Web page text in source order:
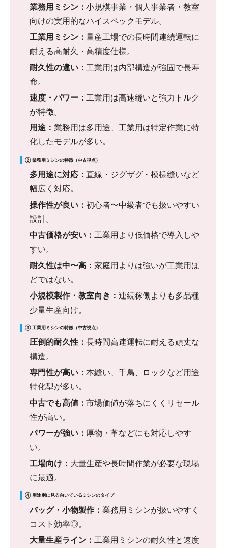
業務用ミシン： 小規模事業・個人事業者・教室
向けの実用的なハイスペックモデル。
工業用ミシン： 量産工場での長時間連続運転に
耐える高耐久・高精度仕様。
耐久性の違い： 工業用は内部構造が強固で長寿
命。
速度・パワー： 工業用は高速縫いと強力トルク
が特徴。
用途： 業務用は多用途、工業用は特定作業に特
化したモデルが多い。
② 業務用ミシンの特徴（中古視点）
多用途に対応： 直線・ジグザグ・模様縫いなど
幅広く対応。
操作性が良い： 初心者〜中級者でも扱いやすい
設計。
中古価格が安い： 工業用より低価格で導入しや
すい。
耐久性は中〜高： 家庭用よりは強いが工業用ほ
どではない。
小規模製作・教室向き： 連続稼働よりも多品種
少量生産向け。
③ 工業用ミシンの特徴（中古視点）
圧倒的耐久性： 長時間高速運転に耐える頑丈な
構造。
専門性が高い： 本縫い、千鳥、ロックなど用途
特化型が多い。
中古でも高値： 市場価値が落ちにくくリセール
性が高い。
パワーが強い： 厚物・革などにも対応しやす
い。
工場向け： 大量生産や長時間作業が必要な現場
に最適。
④ 用途別に見る向いているミシンのタイプ
バッグ・小物製作： 業務用ミシンが扱いやすく
コスト効率◎。
大量生産ライン： 工業用ミシンの耐久性と速度